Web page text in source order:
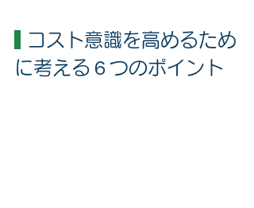
コスト意識を高めるため
に考える６つのポイント